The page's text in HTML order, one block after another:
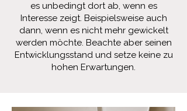
es unbedingt dort ab, wenn es
Interesse zeigt. Beispielsweise auch
dann, wenn es nicht mehr gewickelt
werden möchte. Beachte aber seinen
Entwicklungsstand und setze keine zu
hohen Erwartungen.